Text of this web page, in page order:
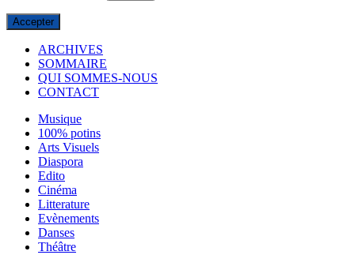
Accepter
ARCHIVES
SOMMAIRE
QUI SOMMES-NOUS
CONTACT
Musique
100% potins
Arts Visuels
Diaspora
Edito
Cinéma
Litterature
Evènements
Danses
Théâtre